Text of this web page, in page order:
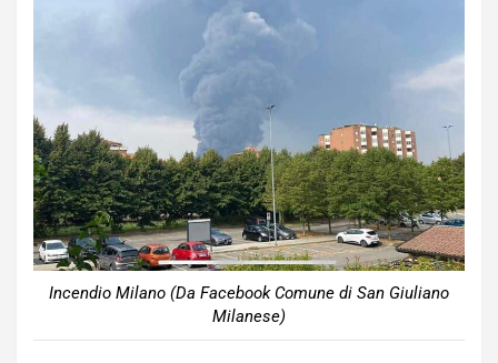
Incendio Milano (Da Facebook Comune di San Giuliano
Milanese)